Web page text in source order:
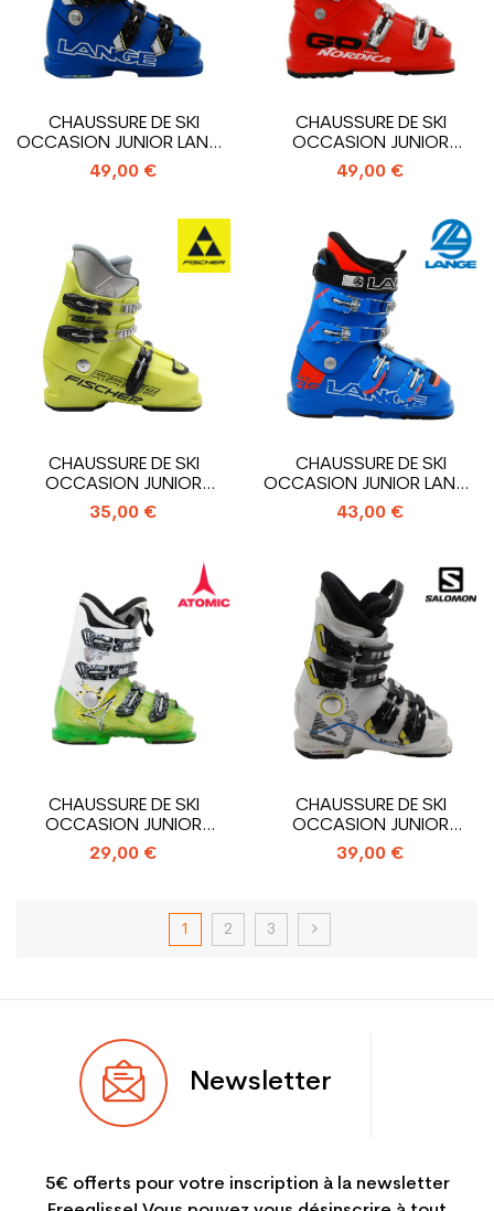
CHAUSSURE DE SKI
OCCASION JUNIOR LANGE
RS 90 SC_4...
49,00 €
CHAUSSURE DE SKI
OCCASION JUNIOR
NORDICA GPX TEAM_4...
49,00 €
CHAUSSURE DE SKI
OCCASION JUNIOR
FISCHER RACE_3...
35,00 €
CHAUSSURE DE SKI
OCCASION JUNIOR LANGE
RS 65_4...
43,00 €
CHAUSSURE DE SKI
OCCASION JUNIOR
ATOMIC HAWX PLUS...
29,00 €
CHAUSSURE DE SKI
OCCASION JUNIOR
SALOMON XMAX 60
T_4...
39,00 €
1 2 3
Newsletter
5€ offerts pour votre inscription à la newsletter